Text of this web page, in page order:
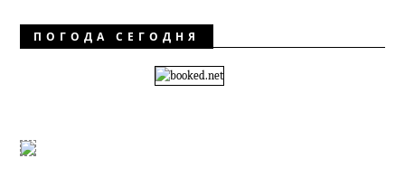
ПОГОДА СЕГОДНЯ